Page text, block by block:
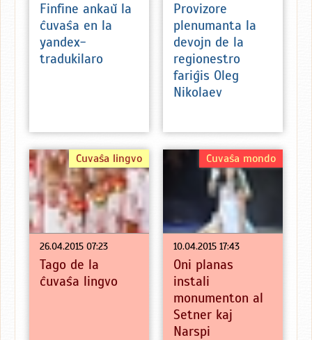
Finfine ankaŭ la
ĉuvaŝa en la
yandex-
tradukilaro
Provizore
plenumanta la
devojn de la
regionestro
fariĝis Oleg
Nikolaev
26.04.2015 07:23
Ĉuvaŝa lingvo
Tago de la
ĉuvaŝa lingvo
10.04.2015 17:43
Ĉuvaŝa mondo
Oni planas
instali
monumenton al
Setner kaj
Narspi